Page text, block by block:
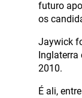
futuro
os
Jaywick
2010.
É ali,